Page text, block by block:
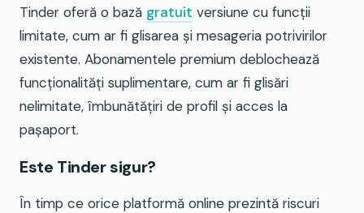
Tinder oferă o bază gratuit versiune cu funcții
limitate, cum ar fi glisarea și mesageria potrivirilor
existente. Abonamentele premium deblochează
funcționalități suplimentare, cum ar fi glisări
nelimitate, îmbunătățiri de profil și acces la
pașaport.
Este Tinder sigur?
În timp ce orice platformă online prezintă riscuri